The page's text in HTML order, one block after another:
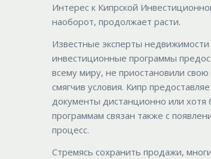
Интерес к Кипрской
наоборот, продолжает расти.
Известные эксперты
инвестиционные программы
всему миру, не приостановили
смягчив условия. Кипр
документы дистанционно или
программам связан также с
процесс.
Стремясь сохранить продажи,